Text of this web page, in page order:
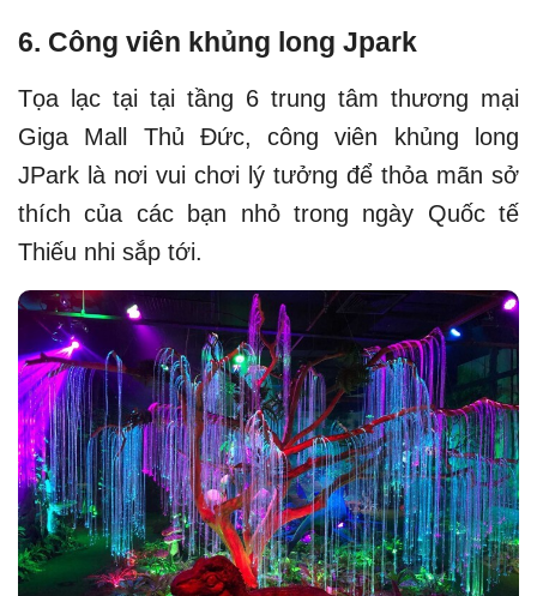
6. Công viên khủng long Jpark
Tọa lạc tại tại tầng 6 trung tâm thương mại
Giga Mall Thủ Đức, công viên khủng long
JPark là nơi vui chơi lý tưởng để thỏa mãn sở
thích của các bạn nhỏ trong ngày Quốc tế
Thiếu nhi sắp tới.